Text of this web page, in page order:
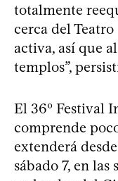
totalmente
cerca del Teatro
activa, así que
templos”,
El 36º Festival
comprende
extenderá
sábado 7, en las